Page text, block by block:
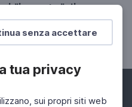
senza accettare
tua privacy
sui propri siti web
"have to", Il
e have to